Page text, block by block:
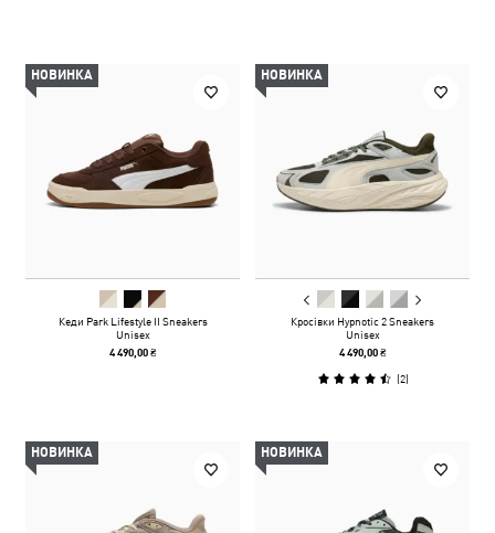
НОВИНКА
Кеди Park Lifestyle II Sneakers
Unisex
4 490,00 ₴
НОВИНКА
Кросівки Hypnotic 2 Sneakers
Unisex
4 490,00 ₴
(2)
НОВИНКА НОВИНКА